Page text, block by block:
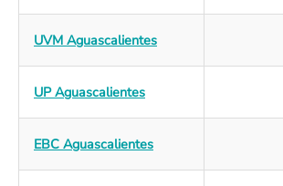
UVM Aguascalientes
UP Aguascalientes
EBC Aguascalientes